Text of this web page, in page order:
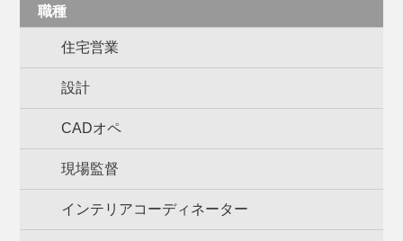
職種
住宅営業
設計
CADオペ
現場監督
インテリアコーディネーター